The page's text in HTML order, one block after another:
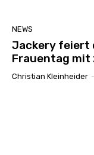
NEWS
Jackery feiert
Frauentag mit
Christian Kleinheider -